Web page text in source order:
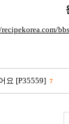
요 [P35559] 7